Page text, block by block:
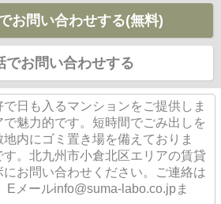
お問い合わせする(無料)
でお問い合わせする
日も入るマンションをご提供しま
魅力的です。短時間でごみ出しを
内にゴミ置き場を備えておりま
。北九州市小倉北区エリアの賃貸
お問い合わせください。ご連絡は
Eメールinfo@suma-labo.co.jpま